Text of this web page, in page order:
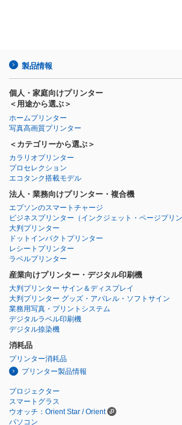
製品情報
個人・家庭向けプリンター
＜用途から選ぶ＞
ホームプリンター
写真高画質プリンター
＜カテゴリーから選ぶ＞
カラリオプリンター
プロセレクション
エコタンク搭載モデル
法人・業務向けプリンター・複合機
エプソンのスマートチャージ
ビジネスプリンター （インクジェット・ページプリン
大判プリンター
ドットインパクトプリンター
レシートプリンター
ラベルプリンター
産業向けプリンター・デジタル印刷機
大判プリンター サイン＆ディスプレイ
大判プリンター グッズ・アパレル・ソフトサイン
業務用写真・プリントシステム
デジタルラベル印刷機
デジタル捺染機
消耗品
プリンター消耗品
プリンター製品情報
プロジェクター
スマートグラス
ウオッチ：Orient Star / Orient
パソコン